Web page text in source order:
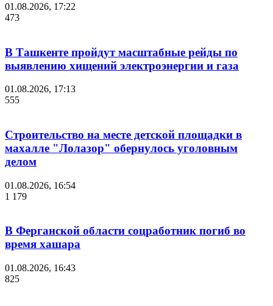
01.08.2026, 17:22
473
В Ташкенте пройдут масштабные рейды по
выявлению хищений электроэнергии и газа
01.08.2026, 17:13
555
Строительство на месте детской площадки в
махалле "Лолазор" обернулось уголовным
делом
01.08.2026, 16:54
1 179
В Ферганской области соцработник погиб во
время хашара
01.08.2026, 16:43
825